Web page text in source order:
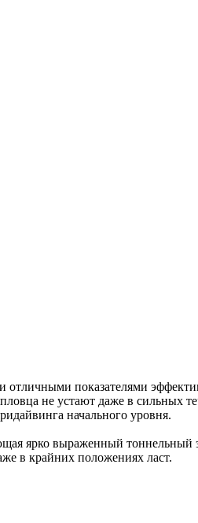
показателями
не устают даже в сильных
начального уровня.
ярко выраженный
в крайних положениях ласт.